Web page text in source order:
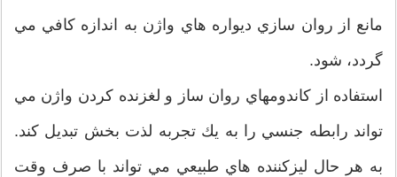
مانع از روان سازي ديواره هاي واژن به اندازه كافي مي
گردد، شود.
استفاده از كاندومهاي روان ساز و لغزنده كردن واژن مي
تواند رابطه جنسي را به يك تجربه لذت بخش تبديل كند.
به هر حال ليزكننده هاي طبيعي مي تواند با صرف وقت